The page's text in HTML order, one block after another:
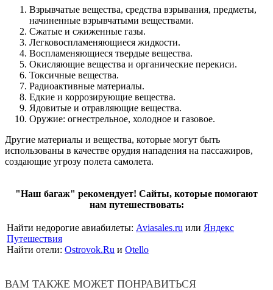
Взрывчатые вещества, средства взрывания, предметы,
начиненные взрывчатыми веществами.
Сжатые и сжиженные газы.
Легковоспламеняющиеся жидкости.
Воспламеняющиеся твердые вещества.
Окисляющие вещества и органические перекиси.
Токсичные вещества.
Радиоактивные материалы.
Едкие и коррозирующие вещества.
Ядовитые и отравляющие вещества.
Оружие: огнестрельное, холодное и газовое.
Другие материалы и вещества, которые могут быть
использованы в качестве орудия нападения на пассажиров,
создающие угрозу полета самолета.
"Наш багаж" рекомендует! Сайты, которые помогают
нам путешествовать:
Найти недорогие авиабилеты: Aviasales.ru или Яндекс
Путешествия
Найти отели: Ostrovok.Ru и Otello
ВАМ ТАКЖЕ МОЖЕТ ПОНРАВИТЬСЯ